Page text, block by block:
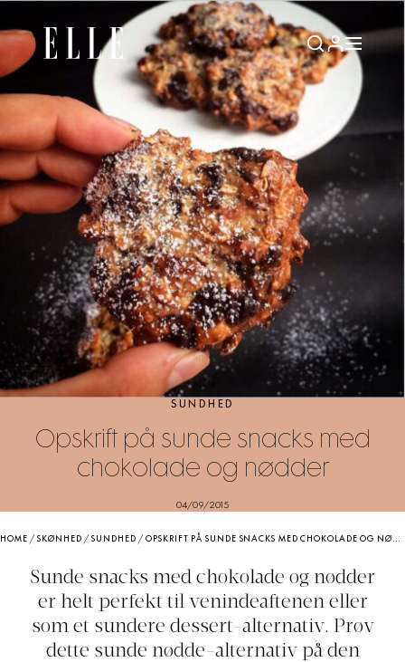
SUNDHED
Opskrift på sunde snacks med
chokolade og nødder
04/09/2015
HOME /SKØNHED /SUNDHED /OPSKRIFT PÅ SUNDE SNACKS MED CHOKOLADE OG NØDDER
Sunde snacks med chokolade og nødder
er helt perfekt til venindeaftenen eller
som et sundere dessert-alternativ. Prøv
dette sunde nødde-alternativ på den